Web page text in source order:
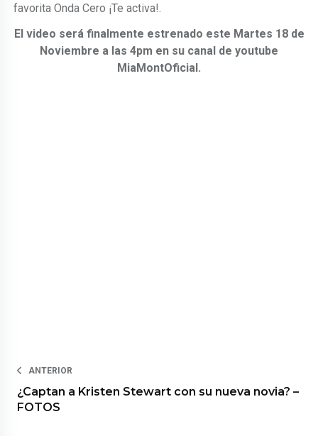
favorita Onda Cero ¡Te activa!.
El video será finalmente estrenado este Martes 18 de
Noviembre a las 4pm en su canal de youtube
MiaMontOficial.
ANTERIOR
¿Captan a Kristen Stewart con su nueva novia? –
FOTOS